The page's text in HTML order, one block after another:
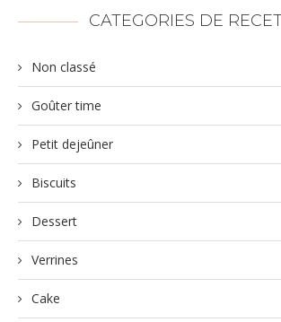
CATEGORIES DE
Non classé
Goûter time
Petit dejeûner
Biscuits
Dessert
Verrines
Cake